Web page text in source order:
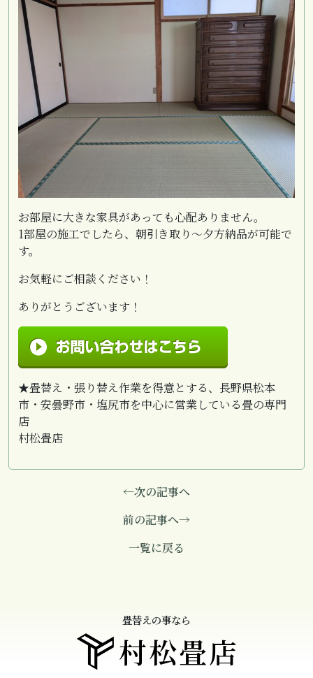
お部屋に大きな家具があっても心配ありません。
1部屋の施工でしたら、朝引き取り～夕方納品が可能で
す。
お気軽にご相談ください！
ありがとうございます！
★畳替え・張り替え作業を得意とする、長野県松本
市・安曇野市・塩尻市を中心に営業している畳の専門
店
村松畳店
←次の記事へ
前の記事へ→
一覧に戻る
畳替えの事なら
村松畳店